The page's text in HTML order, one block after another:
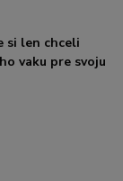
si len chceli
vaku pre svoju